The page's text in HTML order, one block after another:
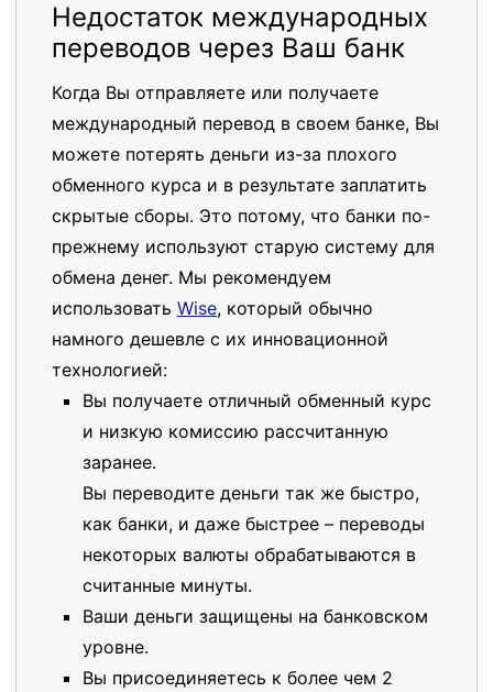
Недостаток международных
переводов через Ваш банк
Когда Вы отправляете или получаете
международный перевод в своем банке, Вы
можете потерять деньги из-за плохого
обменного курса и в результате заплатить
скрытые сборы. Это потому, что банки по-
прежнему используют старую систему для
обмена денег. Мы рекомендуем
использовать Wise, который обычно
намного дешевле с их инновационной
технологией:
Вы получаете отличный обменный курс
и низкую комиссию рассчитанную
заранее.
Вы переводите деньги так же быстро,
как банки, и даже быстрее – переводы
некоторых валюты обрабатываются в
считанные минуты.
Ваши деньги защищены на банковском
уровне.
Вы присоединяетесь к более чем 2